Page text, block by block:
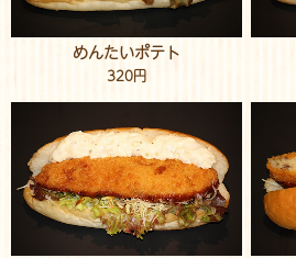
めんたいポテト
320円